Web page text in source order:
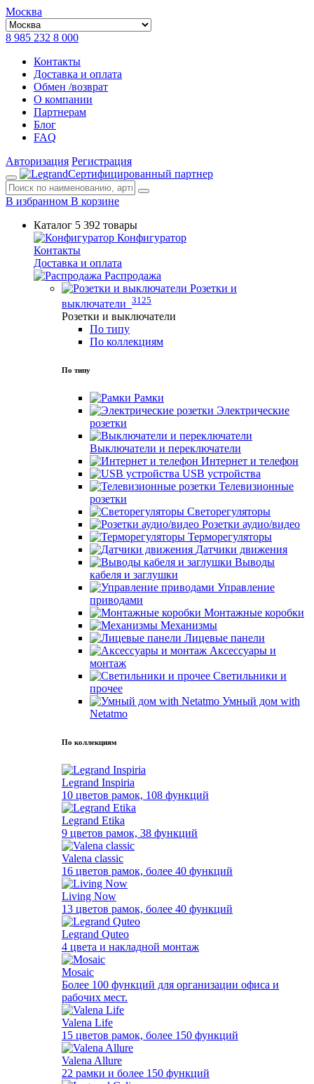
Москва
8 985 232 8 000
Контакты
Доставка и оплата
Обмен /возврат
О компании
Партнерам
Блог
FAQ
Авторизация Регистрация
Сертифицированный партнер
В избранном В корзине
Каталог 5 392 товары
Конфигуратор
Контакты
Доставка и оплата
Распродажа
Розетки и
выключатели 3125
Розетки и выключатели
По типу
По коллекциям
По типу
Рамки
Электрические
розетки
Выключатели и переключатели
Интернет и телефон
USB устройства
Телевизионные
розетки
Светорегуляторы
Розетки аудио/видео
Терморегуляторы
Датчики движения
Выводы
кабеля и заглушки
Управление
приводами
Монтажные коробки
Механизмы
Лицевые панели
Аксессуары и
монтаж
Светильники и
прочее
Умный дом with
Netatmo
По коллекциям
Legrand Inspiria
10 цветов рамок, 108 функций
Legrand Etika
9 цветов рамок, 38 функций
Valena classic
16 цветов рамок, более 40 функций
Living Now
13 цветов рамок, более 40 функций
Legrand Quteo
4 цвета и накладной монтаж
Mosaic
Более 100 функций для организации офиса и
рабочих мест.
Valena Life
15 цветов рамок, более 150 функций
Valena Allure
22 рамки и более 150 функций